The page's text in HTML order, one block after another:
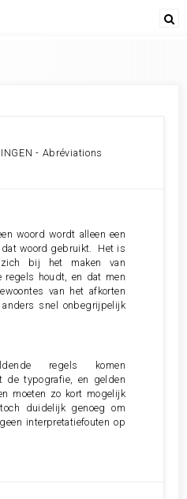
- Abréviations
woord wordt alleen een
dat woord gebruikt. Het is
bij het maken van
regels houdt, en dat men
van het afkorten
snel onbegrijpelijk
regels komen
de typografie, en gelden
moeten zo kort mogelijk
duidelijk genoeg om
interpretatiefouten op